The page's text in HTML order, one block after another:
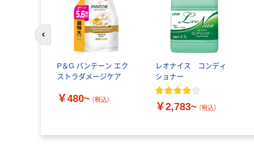
P＆G パンテーン エク
ストラダメージケア
￥480~ （税込）
レオナイス コンディ
ショナー
￥2,783~ （税込）
前のスライドへ